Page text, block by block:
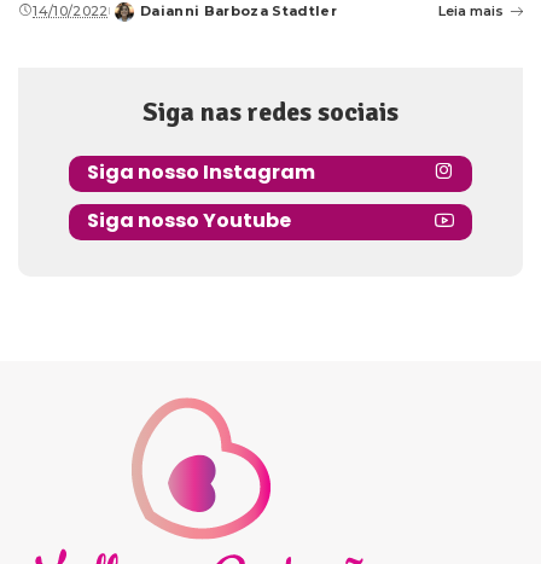
14/10/2022
Posted
Daianni Barboza Stadtler Leia mais
Siga nas redes sociais
Siga nosso Instagram
Siga nosso Youtube